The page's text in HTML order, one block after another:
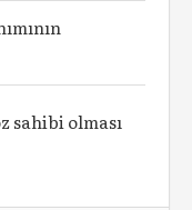
sahibi olması